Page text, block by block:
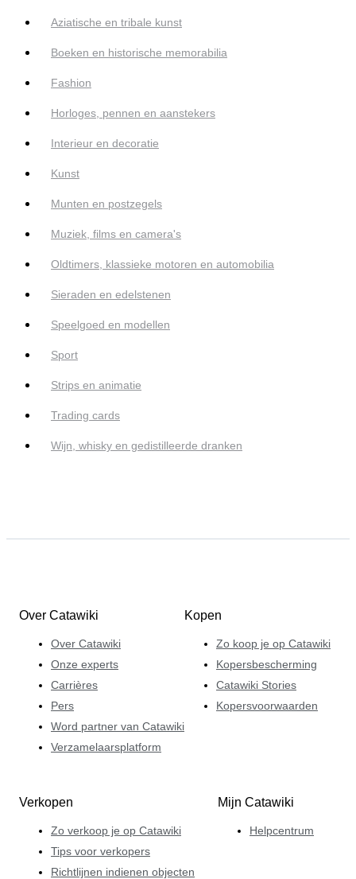
Aziatische en tribale kunst
Boeken en historische memorabilia
Fashion
Horloges, pennen en aanstekers
Interieur en decoratie
Kunst
Munten en postzegels
Muziek, films en camera's
Oldtimers, klassieke motoren en automobilia
Sieraden en edelstenen
Speelgoed en modellen
Sport
Strips en animatie
Trading cards
Wijn, whisky en gedistilleerde dranken
Over Catawiki
Over Catawiki
Onze experts
Carrières
Pers
Word partner van Catawiki
Verzamelaarsplatform
Kopen
Zo koop je op Catawiki
Kopersbescherming
Catawiki Stories
Kopersvoorwaarden
Verkopen
Zo verkoop je op Catawiki
Tips voor verkopers
Richtlijnen indienen objecten
Mijn Catawiki
Helpcentrum